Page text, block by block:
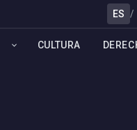
ES /
CULTURA